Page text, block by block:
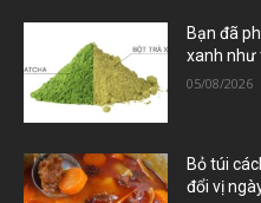
Bạn đã
xanh như
05/08/2026
Bỏ túi
đổi vị